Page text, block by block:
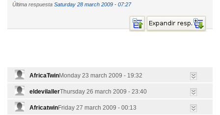
Última respuesta Saturday 28 march 2009 - 07:27
AfricaTwinMonday 23 march 2009 - 19:32
eldevilallerThursday 26 march 2009 - 23:40
AfricatwinFriday 27 march 2009 - 00:13